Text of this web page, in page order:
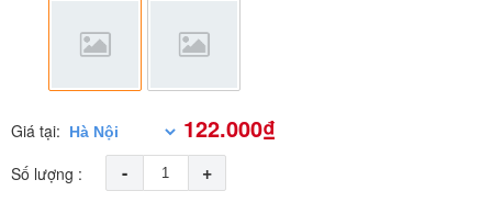
Giá tại: 122.000₫
Số lượng : - +